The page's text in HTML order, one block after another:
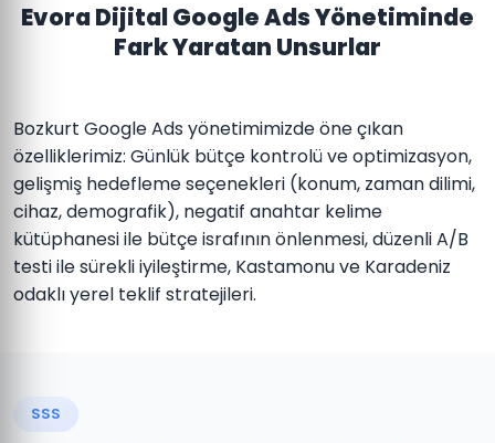
Evora Dijital Google Ads Yönetiminde
Fark Yaratan Unsurlar
Bozkurt Google Ads yönetimimizde öne çıkan
özelliklerimiz: Günlük bütçe kontrolü ve optimizasyon,
gelişmiş hedefleme seçenekleri (konum, zaman dilimi,
cihaz, demografik), negatif anahtar kelime
kütüphanesi ile bütçe israfının önlenmesi, düzenli A/B
testi ile sürekli iyileştirme, Kastamonu ve Karadeniz
odaklı yerel teklif stratejileri.
SSS